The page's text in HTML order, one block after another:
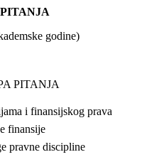
godine)
PITANJA
i finansijskog prava
finansije
pravne discipline